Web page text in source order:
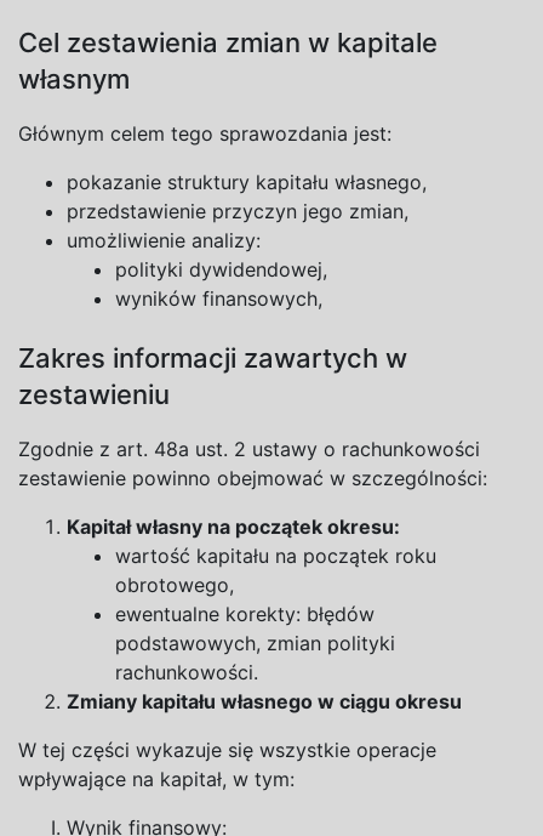
Cel zestawienia zmian w kapitale
własnym
Głównym celem tego sprawozdania jest:
pokazanie struktury kapitału własnego,
przedstawienie przyczyn jego zmian,
umożliwienie analizy:
polityki dywidendowej,
wyników finansowych,
Zakres informacji zawartych w
zestawieniu
Zgodnie z art. 48a ust. 2 ustawy o rachunkowości
zestawienie powinno obejmować w szczególności:
Kapitał własny na początek okresu:
wartość kapitału na początek roku
obrotowego,
ewentualne korekty: błędów
podstawowych, zmian polityki
rachunkowości.
Zmiany kapitału własnego w ciągu okresu
W tej części wykazuje się wszystkie operacje
wpływające na kapitał, w tym:
Wynik finansowy: